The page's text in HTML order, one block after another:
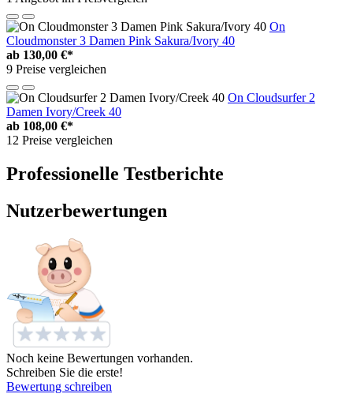
On
Cloudmonster 3 Damen Pink Sakura/Ivory 40
ab 130,00 €*
9 Preise vergleichen
On Cloudsurfer 2
Damen Ivory/Creek 40
ab 108,00 €*
12 Preise vergleichen
Professionelle Testberichte
Nutzerbewertungen
Noch keine Bewertungen vorhanden.
Schreiben Sie die erste!
Bewertung schreiben